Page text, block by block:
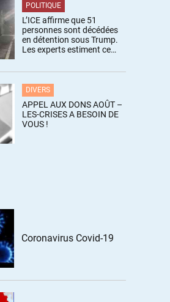
POLITIQUE
L’ICE affirme que 51
personnes sont décédées
en détention sous Trump.
Les experts estiment ce
DIVERS
APPEL AUX DONS AOÛT –
LES-CRISES A BESOIN DE
VOUS !
Coronavirus Covid-19